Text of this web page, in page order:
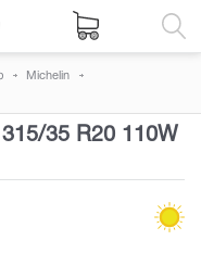
Michelin
315/35 R20 110W